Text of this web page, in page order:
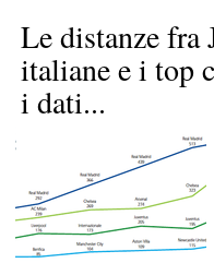
Le distanze fra
italiane e i top
i dati...